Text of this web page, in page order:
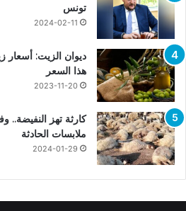
تونس
2024-02-11
ديوان الزيت: أسعار
هذا السعر
2023-11-20
كارثة تهز
ملابسات الحادثة
2024-01-29